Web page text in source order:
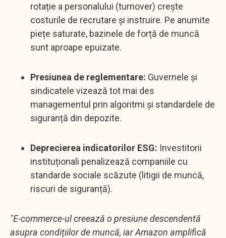
rotație a personalului (turnover) crește
costurile de recrutare și instruire. Pe anumite
piețe saturate, bazinele de forță de muncă
sunt aproape epuizate.
Presiunea de reglementare: Guvernele și
sindicatele vizează tot mai des
managementul prin algoritmi și standardele de
siguranță din depozite.
Deprecierea indicatorilor ESG: Investitorii
instituționali penalizează companiile cu
standarde sociale scăzute (litigii de muncă,
riscuri de siguranță).
"E-commerce-ul creează o presiune descendentă
asupra condițiilor de muncă, iar Amazon amplifică